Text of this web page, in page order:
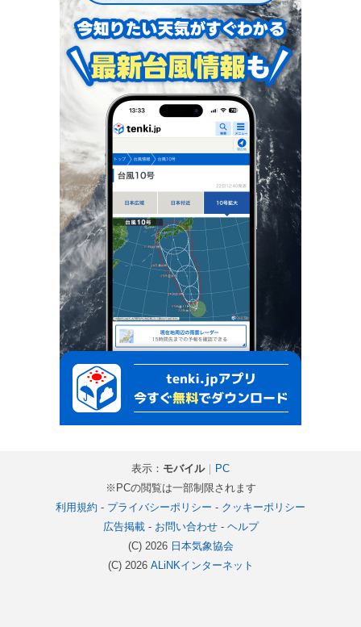
表示： モバイル｜
PC
※PCの閲覧は一部制限されます
利用規約 - プライバシーポリシー - クッキーポリシー
広告掲載- お問い合わせ- ヘルプ
(C) 2026 日本気象協会
(C) 2026 ALiNKインターネット